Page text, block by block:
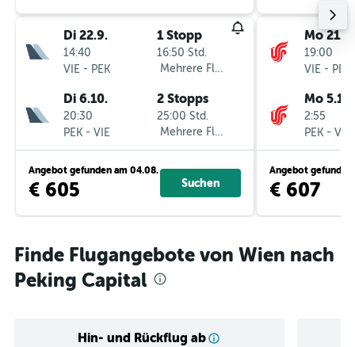
Di 22.9.
14:40
VIE - PEK
1 Stopp
16:50 Std.
Mehrere Fluglinien
Di 6.10.
20:30
PEK - VIE
2 Stopps
25:00 Std.
Mehrere Fluglinien
Angebot gefunden am 04.08.
€ 605 Suchen
Mo 21.9.
19:00
VIE - PEK
Mo 5.10.
2:55
PEK - VIE
Angebot gefunden
€ 607
Finde Flugangebote von Wien nach
Peking Capital
Hin- und Rückflug ab